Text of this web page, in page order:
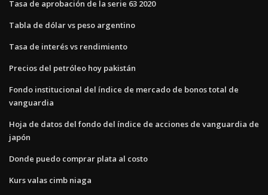
Tasa de aprobación de la serie 63 2020
Tabla de dólar vs peso argentino
Tasa de interés vs rendimiento
Precios del petróleo hoy pakistán
Fondo institucional del índice de mercado de bonos total de
vanguardia
Hoja de datos del fondo del índice de acciones de vanguardia de
japón
Donde puedo comprar plata al costo
Kurs valas cimb niaga